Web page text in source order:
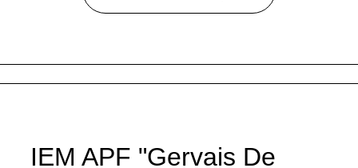
IEM APF "Gervais De